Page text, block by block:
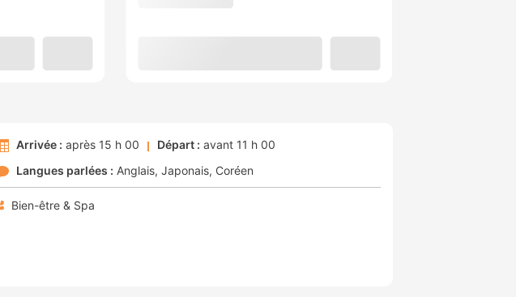
Arrivée : après 15 h 00 Départ : avant 11 h 00
Langues parlées : Anglais Japonais Coréen
Bien-être & Spa